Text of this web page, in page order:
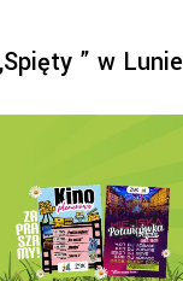
” w Lunie